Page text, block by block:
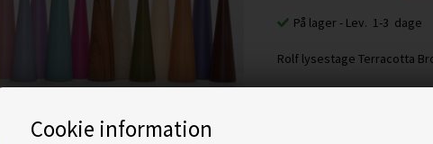
Cookie information
På lager - Lev. 1-3 dage
Rolf lysestage Terracotta